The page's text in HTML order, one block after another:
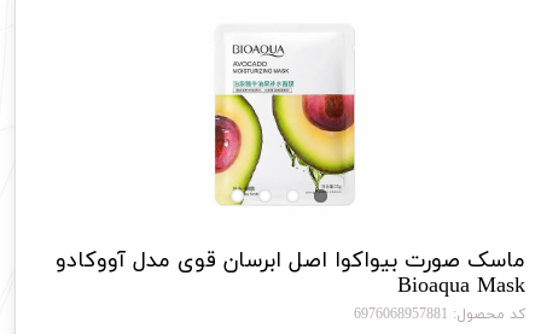
ماسک صورت بیواکوا اصل ابرسان قوی مدل آووکادو
Bioaqua Mask
کد محصول: 6976068957881